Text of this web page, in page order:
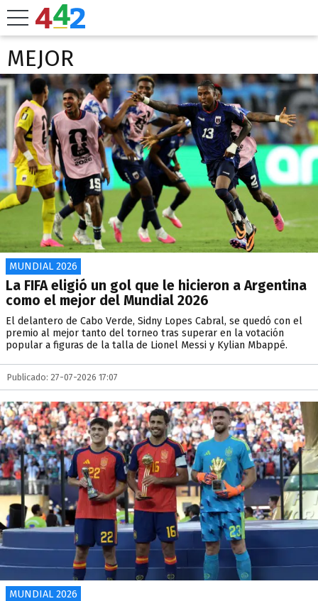
MEJOR
MUNDIAL 2026
La FIFA eligió un gol que le hicieron a Argentina
como el mejor del Mundial 2026
El delantero de Cabo Verde, Sidny Lopes Cabral, se quedó con el
premio al mejor tanto del torneo tras superar en la votación
popular a figuras de la talla de Lionel Messi y Kylian Mbappé.
Publicado: 27-07-2026 17:07
MUNDIAL 2026